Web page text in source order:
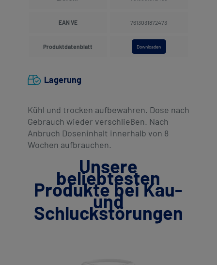
EAN VE
Produkt­datenblatt
7613031872473
Downloaden
Lagerung
Kühl und trocken aufbewahren. Dose nach
Gebrauch wieder verschließen. Nach
Anbruch Doseninhalt innerhalb von 8
Wochen aufbrauchen.
Unsere
beliebtesten
Produkte bei Kau-
und
Schluckstörungen